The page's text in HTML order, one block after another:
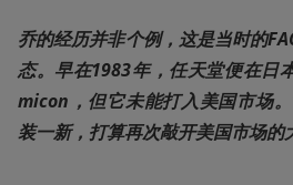
乔的经历并非个例，这是当时的
态。早在1983年，任天堂便在日
micon，但它未能打入美国市场
装一新，打算再次敲开美国市场的